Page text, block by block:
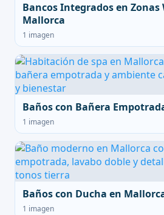
Bancos Integrados en Zonas
Mallorca
1 imagen
Baños con Bañera
1 imagen
Baños con Ducha en
1 imagen